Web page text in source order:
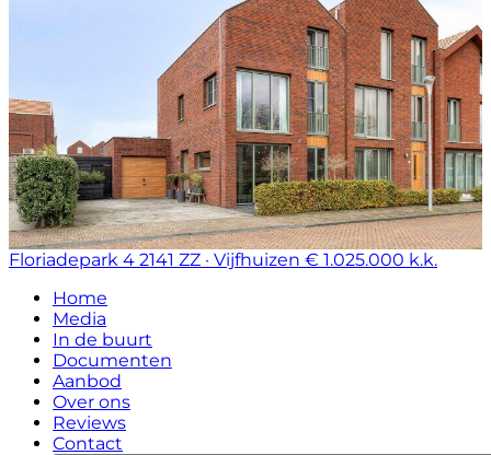
Floriadepark 4 2141 ZZ · Vijfhuizen € 1.025.000 k.k.
Home
Media
In de buurt
Documenten
Aanbod
Over ons
Reviews
Contact